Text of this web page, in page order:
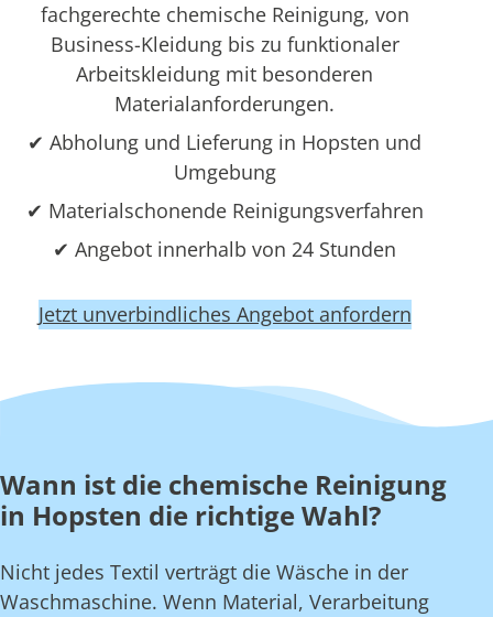
fachgerechte chemische Reinigung, von
Business-Kleidung bis zu funktionaler
Arbeitskleidung mit besonderen
Materialanforderungen.
✔ Abholung und Lieferung in Hopsten und
Umgebung
✔ Materialschonende Reinigungsverfahren
✔ Angebot innerhalb von 24 Stunden
Jetzt unverbindliches Angebot anfordern
Wann ist die chemische Reinigung
in Hopsten die richtige Wahl?
Nicht jedes Textil verträgt die Wäsche in der
Waschmaschine. Wenn Material, Verarbeitung